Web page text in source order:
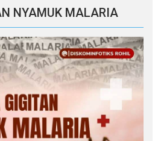
NYAMUK MALARIA